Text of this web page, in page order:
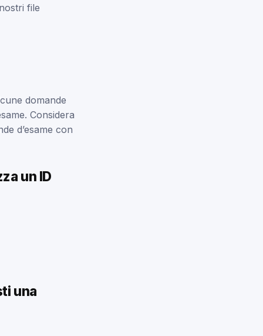
file
domande
Considera
d’esame con
un ID
una